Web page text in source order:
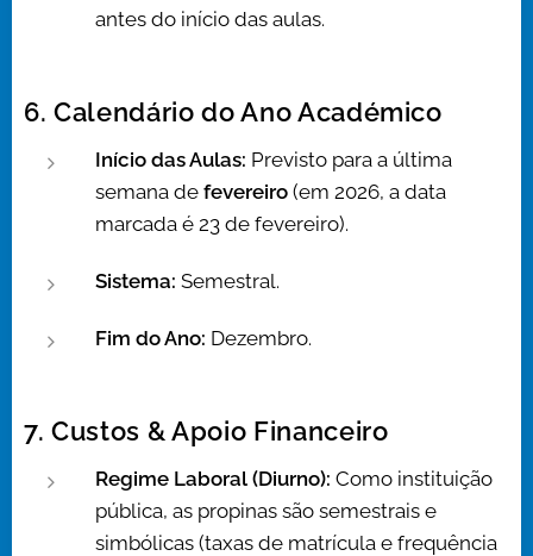
antes do início das aulas.
6. Calendário do Ano Académico
Início das Aulas: Previsto para a última
semana de fevereiro (em 2026, a data
marcada é 23 de fevereiro).
Sistema: Semestral.
Fim do Ano: Dezembro.
7. Custos & Apoio Financeiro
Regime Laboral (Diurno): Como instituição
pública, as propinas são semestrais e
simbólicas (taxas de matrícula e frequência